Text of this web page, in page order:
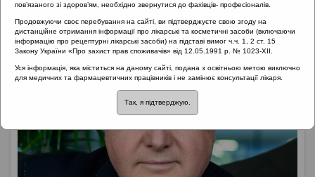
пов’язаного зі здоров’ям, необхідно звернутися до фахівців- професіоналів.
Продовжуючи своє перебування на сайті, ви підтверджуєте свою згоду на
дистанційне отримання інформації про лікарські та косметичні засоби (включаючи
інформацію про рецептурні лікарські засоби) на підставі вимог ч.ч. 1, 2 ст. 15
Закону України «Про захист прав споживачів» від 12.05.1991 р. № 1023-XII.
Уся інформація, яка міститься на даному сайті, подана з освітньою метою виключно
для медичних та фармацевтичних працівників і не замінює консультації лікаря.
Так, я підтверджую.